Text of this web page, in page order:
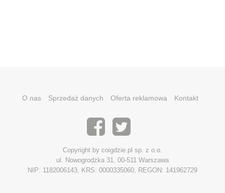
O nas Sprzedaż danych Oferta reklamowa Kontakt
Copyright by coigdzie.pl sp. z o.o.
ul. Nowogrodzka 31, 00-511 Warszawa
NIP: 1182006143, KRS: 0000335060, REGON: 141962729